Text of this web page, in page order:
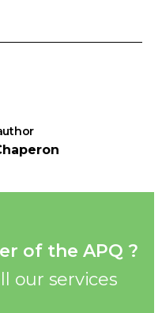
of the APQ ?
our services